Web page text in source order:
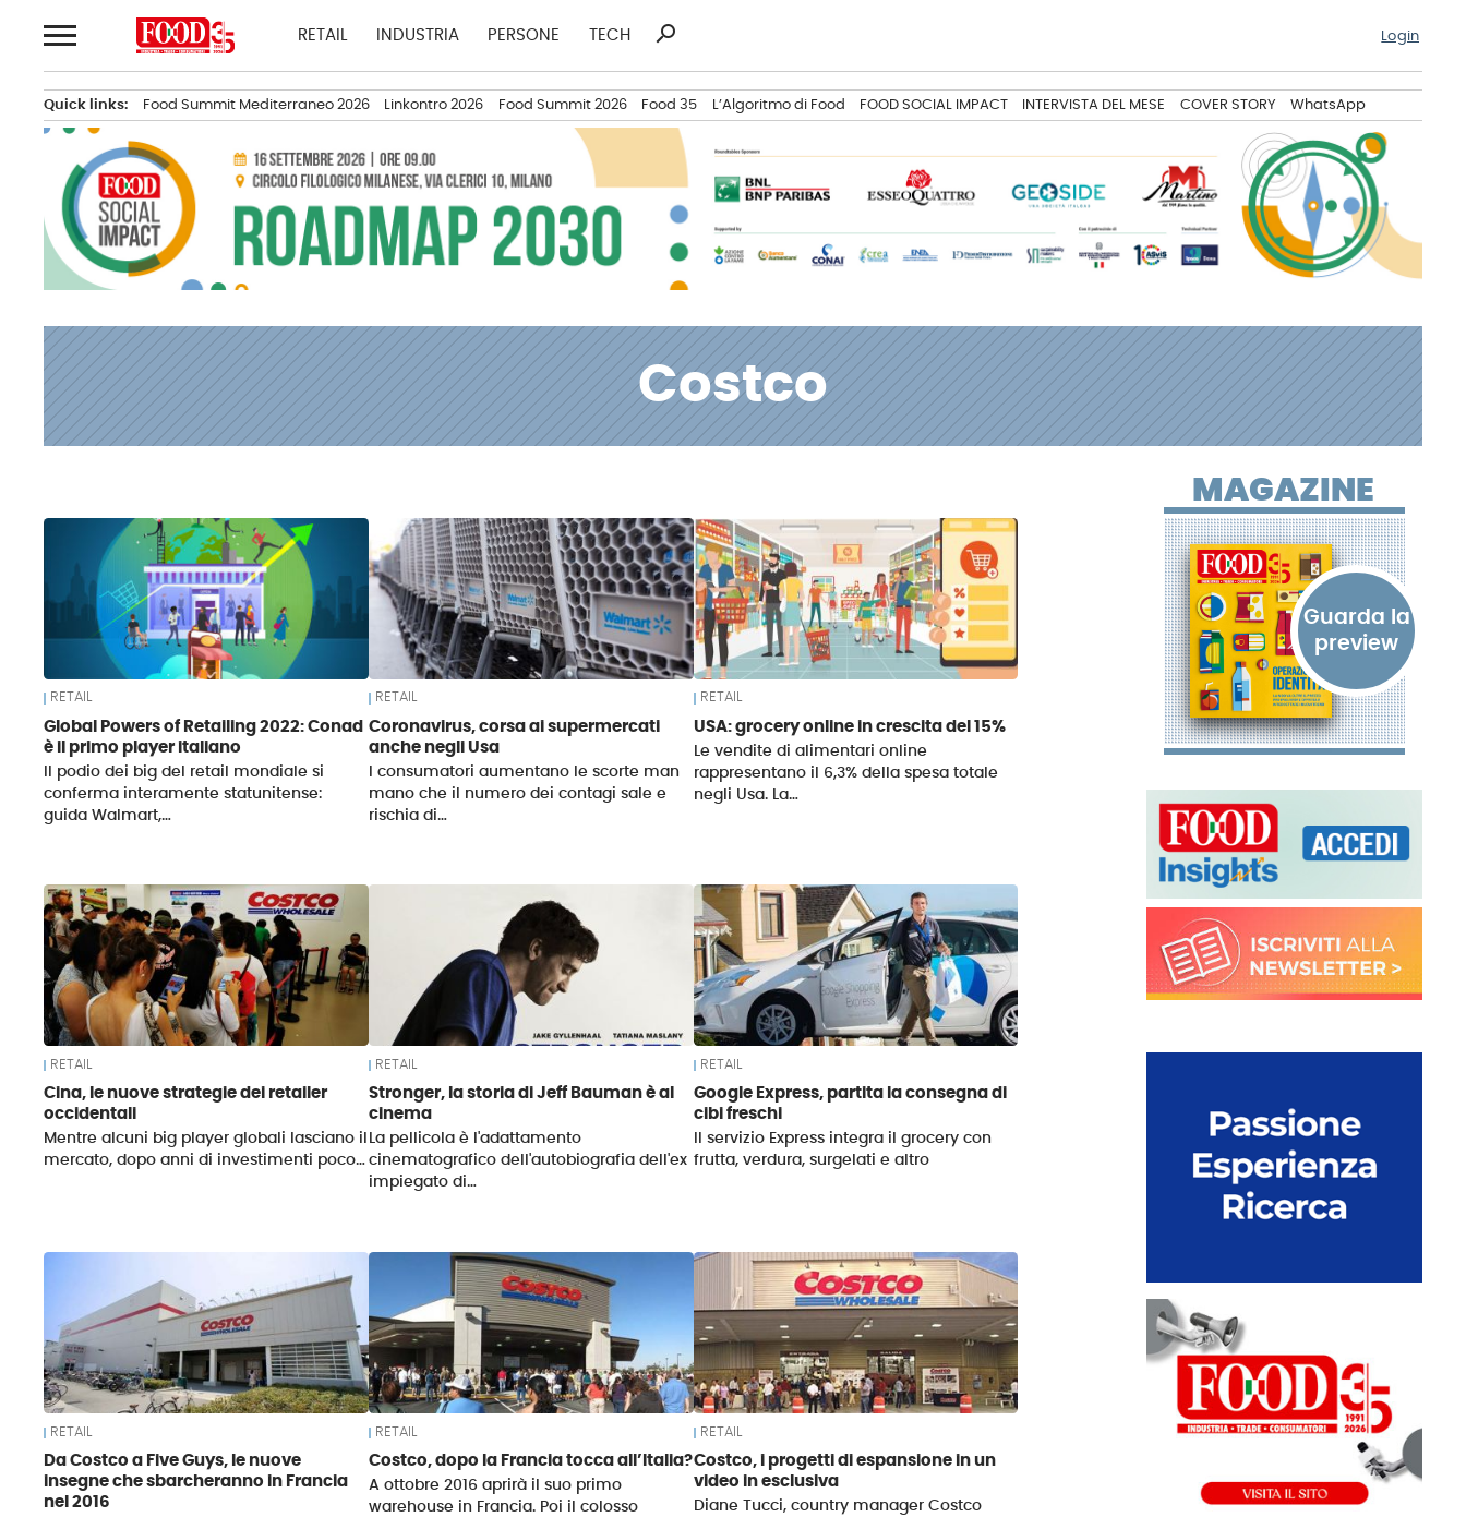
al
RETAIL INDUSTRIA PERSONE TECH
Ricerca
search Login
Quick links: Food Summit Mediterraneo 2026 Linkontro 2026 Food Summit 2026 Food 35 L’Algoritmo di Food FOOD SOCIAL IMPACT INTERVISTA DEL MESE COVER STORY WhatsApp
Costco
News
RETAIL
Global Powers of Retailing 2022: Conad
è il primo player italiano
Il podio dei big del retail mondiale si
conferma interamente statunitense:
guida Walmart,…
RETAIL
Coronavirus, corsa ai supermercati
anche negli Usa
I consumatori aumentano le scorte man
mano che il numero dei contagi sale e
rischia di…
RETAIL
USA: grocery online in crescita del 15%
Le vendite di alimentari online
rappresentano il 6,3% della spesa totale
negli Usa. La…
RETAIL
Cina, le nuove strategie dei retailer
occidentali
Mentre alcuni big player globali lasciano il
mercato, dopo anni di investimenti poco…
RETAIL
Stronger, la storia di Jeff Bauman è al
cinema
La pellicola è l'adattamento
cinematografico dell'autobiografia dell'ex
impiegato di…
RETAIL
Google Express, partita la consegna di
cibi freschi
Il servizio Express integra il grocery con
frutta, verdura, surgelati e altro
RETAIL
Da Costco a Five Guys, le nuove
insegne che sbarcheranno in Francia
nel 2016
RETAIL
Costco, dopo la Francia tocca all’Italia?
A ottobre 2016 aprirà il suo primo
warehouse in Francia. Poi il colosso
RETAIL
Costco, i progetti di espansione in un
video in esclusiva
Diane Tucci, country manager Costco
MAGAZINE